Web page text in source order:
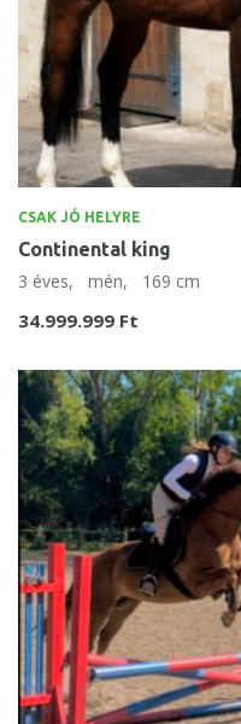
CSAK JÓ HELYRE
Continental king
3 éves, mén, 169 cm
34.999.999 Ft